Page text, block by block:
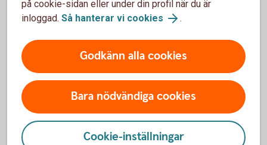
på cookie-sidan eller under din profil när du är
inloggad. Så hanterar vi cookies .
Godkänn alla cookies
Bara nödvändiga cookies
Cookie-inställningar